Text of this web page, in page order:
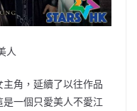
人
角，延續了以往作品
一個只愛美人不愛江